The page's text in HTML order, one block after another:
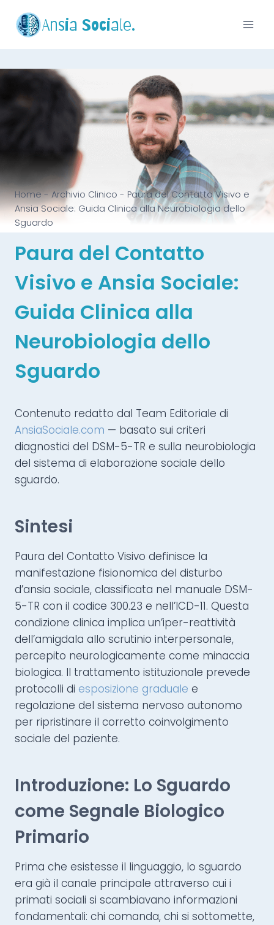
Ansia Sociale.
Home-Archivio Clinico - Paura del Contatto Visivo e
Ansia Sociale: Guida Clinica alla Neurobiologia dello
Sguardo
Paura del Contatto
Visivo e Ansia Sociale:
Guida Clinica alla
Neurobiologia dello
Sguardo
Contenuto redatto dal Team Editoriale di
AnsiaSociale.com — basato sui criteri
diagnostici del DSM-5-TR e sulla neurobiologia
del sistema di elaborazione sociale dello
sguardo.
Sintesi
Paura del Contatto Visivo definisce la
manifestazione fisionomica del disturbo
d’ansia sociale, classificata nel manuale DSM-
5-TR con il codice 300.23 e nell’ICD-11. Questa
condizione clinica implica un’iper-reattività
dell’amigdala allo scrutinio interpersonale,
percepito neurologicamente come minaccia
biologica. Il trattamento istituzionale prevede
protocolli di esposizione graduale e
regolazione del sistema nervoso autonomo
per ripristinare il corretto coinvolgimento
sociale del paziente.
Introduzione: Lo Sguardo
come Segnale Biologico
Primario
Prima che esistesse il linguaggio, lo sguardo
era già il canale principale attraverso cui i
primati sociali si scambiavano informazioni
fondamentali: chi comanda, chi si sottomette,